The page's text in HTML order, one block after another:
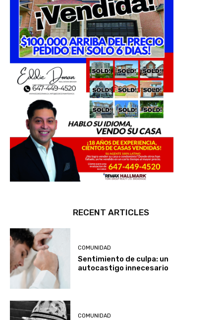
Sentimiento de culpa: un
autocastigo innecesario